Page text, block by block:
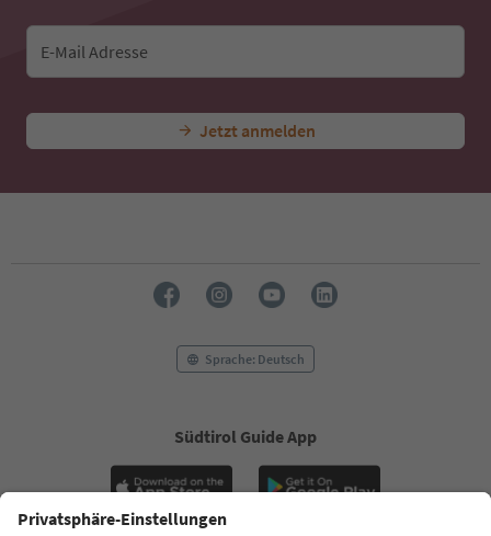
E-Mail Adresse
Jetzt anmelden
Sprache: Deutsch
Südtirol Guide App